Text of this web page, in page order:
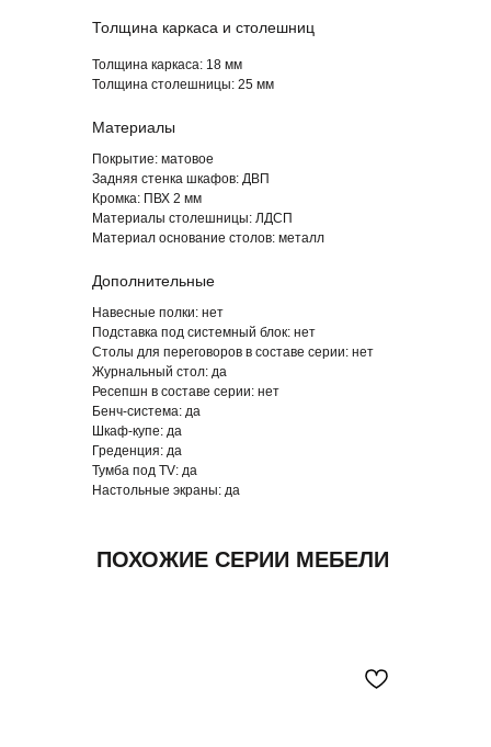
Навесные полки: нет
Подставка под системный блок: нет
Столы для переговоров в составе серии: нет
Журнальный стол: да
Ресепшн в составе серии: нет
Бенч-система: да
Шкаф-купе: да
Греденция: да
Тумба под TV: да
Настольные экраны: да
Дополнительные
Покрытие: матовое
Задняя стенка шкафов: ДВП
Кромка: ПВХ 2 мм
Материалы столешницы: ЛДСП
Материал основание столов: металл
Толщина каркаса: 18 мм
Толщина столешницы: 25 мм
Материалы
Толщина каркаса и столешниц
ОФИСНОЙ МЕБЕЛИ «MOVE UP»